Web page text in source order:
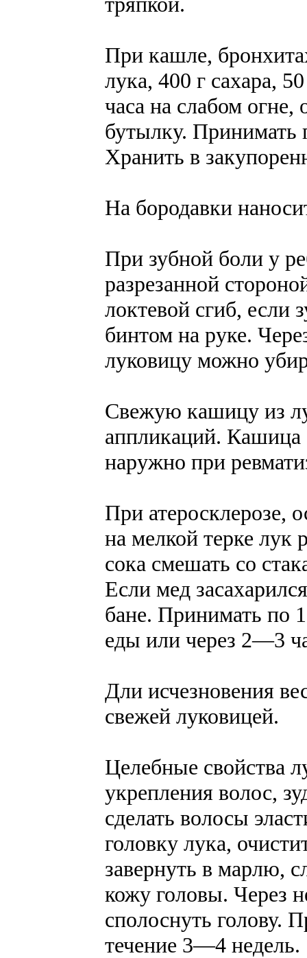
При кашле,
лука, 400 г сахара,
часа на слабом огне,
бутылку. Принимать
Хранить в
На бородавки
При зубной боли у
разрезанной
локтевой сгиб, если
бинтом на руке.
луковицу можно
Свежую кашицу из
аппликаций. Кашица
наружно при
При атеросклерозе,
на мелкой терке лук
сока смешать со
Если мед
бане. Принимать по
еды или через 2—3
Дли исчезновения
свежей луковицей.
Целебные свойства
укрепления волос,
сделать волосы
головку лука,
завернуть в марлю,
кожу головы. Через
сполоснуть голову.
течение 3—4 недель.